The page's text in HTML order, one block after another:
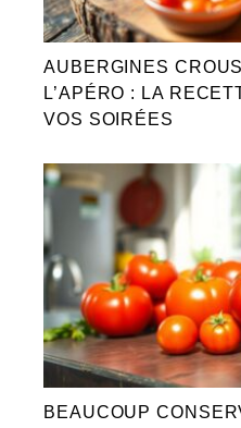
AUBERGINES
L’APÉRO : LA
VOS SOIRÉES
BEAUCOUP